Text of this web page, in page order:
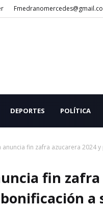
DEPORTES POLÍTICA
anuncia fin zafra azucarera 2024
fin zafra
a